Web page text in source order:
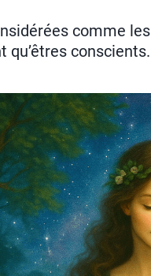
comme les
qu’êtres conscients.